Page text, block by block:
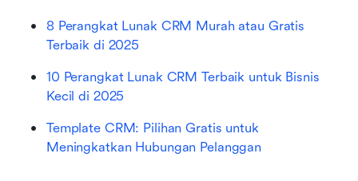
8 Perangkat Lunak CRM Murah atau Gratis
Terbaik di 2025
10 Perangkat Lunak CRM Terbaik untuk Bisnis
Kecil di 2025
Template CRM: Pilihan Gratis untuk
Meningkatkan Hubungan Pelanggan